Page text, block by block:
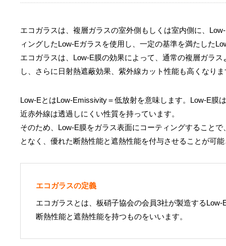
エコガラスは、複層ガラスの室外側もしくは室内側に、
ィングしたLow-Eガラスを使用し、一定の基準を満たした
エコガラスは、Low-E膜の効果によって、通常の複層ガラ
し、さらに日射熱遮蔽効果、紫外線カット性能も高くなり
Low-EとはLow-Emissivity＝低放射を意味します。Low-E膜
近赤外線は透過しにくい性質を持っています。
そのため、Low-E膜をガラス表面にコーティングすること
となく、優れた断熱性能と遮熱性能を付与させることが可
エコガラスの定義
エコガラスとは、板硝子協会の会員3社が製造するLow-
断熱性能と遮熱性能を持つものをいいます。